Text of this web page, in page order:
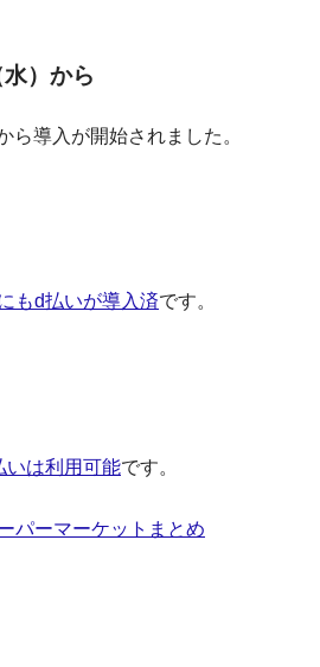
）から
ら導入が開始されました。
もd払いが導入済です。
いは利用可能です。
パーマーケットまとめ